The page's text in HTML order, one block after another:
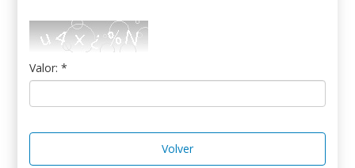
Valor: *
Volver